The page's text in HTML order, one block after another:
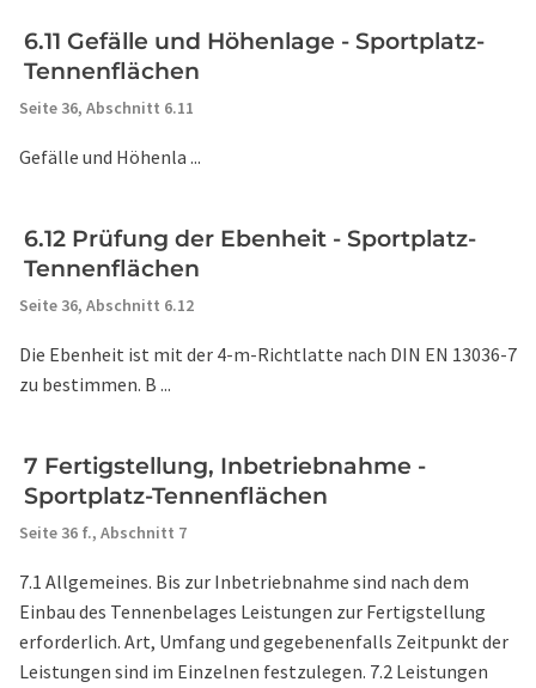
6.11 Gefälle und Höhenlage - Sportplatz-
Tennenflächen
Seite 36, Abschnitt 6.11
Gefälle und Höhenla ...
6.12 Prüfung der Ebenheit - Sportplatz-
Tennenflächen
Seite 36, Abschnitt 6.12
Die Ebenheit ist mit der 4-m-Richtlatte nach DIN EN 13036-7
zu bestimmen. B ...
7 Fertigstellung, Inbetriebnahme -
Sportplatz-Tennenflächen
Seite 36 f., Abschnitt 7
7.1 Allgemeines. Bis zur Inbetriebnahme sind nach dem
Einbau des Tennenbelages Leistungen zur Fertigstellung
erforderlich. Art, Umfang und gegebenenfalls Zeitpunkt der
Leistungen sind im Einzelnen festzulegen. 7.2 Leistungen